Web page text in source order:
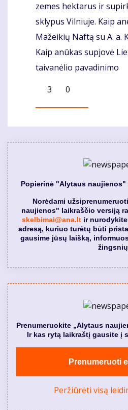
zemes hektarus ir
sklypus Vilniuje. Kaip
Mažeikių Naftą su A. a.
Kaip anūkas supjovė
taivanėlio pavadinimo
3
0
Popierinė "Alytaus naujienos"
Norėdami
naujienos" laikraščio versiją
skelbimai@ana.ltir nurodykite
adresą, kuriuo turėtų būti
gausime jūsų laišką,
Prenumeruokite „Alytaus
Ir kas rytą laikraštį gausite į
Prenumeruoti
Peržiūrėti visą